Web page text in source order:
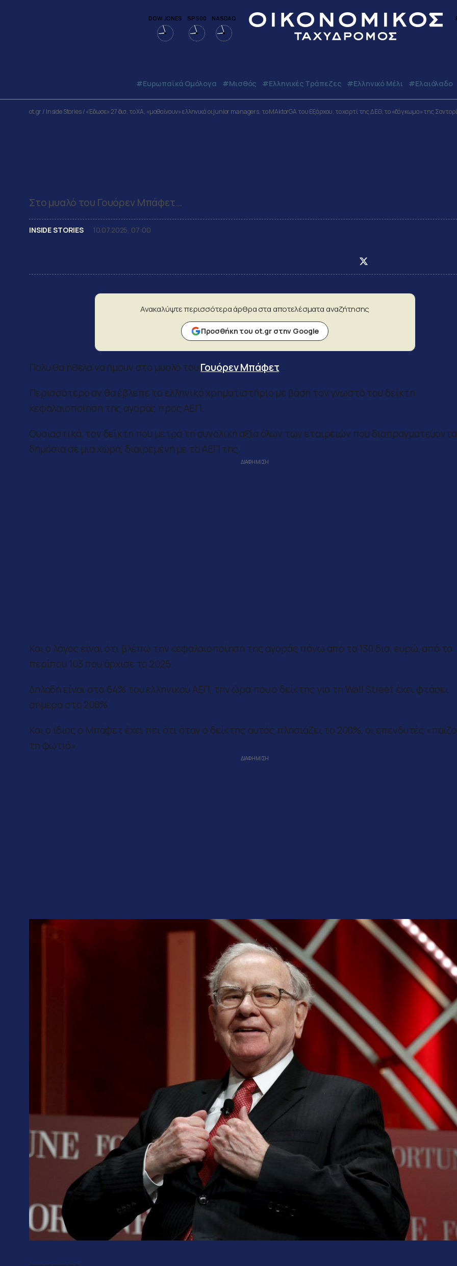
DOW JONES SP 500 NASDAQ
#Ευρωπαϊκά Ομόλογα #Μισθός #ελληνικές Τράπεζες #Ελληνικό Μέλι #Ελαιόλαδο
ot.gr/ Inside Stories/«Έδωσε» 27 δισ. το ΧΑ, «μαθαίνουν» ελληνικά οι junior managers, το MAktorGA του Εξάρχου, το χαρτί της ΔΕΘ, το «δάγκωμα» της
Στο μυαλό του Γουόρεν Μπάφετ…
INSIDE STORIES 10.07.2025, 07:00
Ανακαλύψτε περισσότερα άρθρα στα αποτελέσματα αναζήτησης
Προσθήκη του ot.gr στην Google
Πολύ θα ήθελα να ήμουν στο μυαλό τουΓουόρεν Μπάφετ…
Περισσότερο αν θα έβλεπε το ελληνικό χρηματιστήριο με βάση τον γνωστό του δείκτη
κεφαλαιοποίηση της αγοράς προς ΑΕΠ.
Ουσιαστικά, τον δείκτη που μετρά τη συνολική αξία όλων των εταιρειών που
δημόσια σε μια χώρα, διαιρεμένη με το ΑΕΠ της.
Και ο λόγος είναι ότι βλέπω την κεφαλαιοποίηση της αγοράς πάνω από τα 130 δισ. ευρώ, από τα
περίπου 103 που άρχισε το 2025.
Δηλαδή είναι στο 64% του ελληνικού ΑΕΠ, την ώρα που ο δείκτης για τη Wall Street έχει φτάσει
σήμερα στο 208%.
Και ο ίδιος ο Μπάφετ έχει πει ότι όταν ο δείκτης αυτός πλησιάζει το 200%, οι επενδυτές
τη φωτιά».